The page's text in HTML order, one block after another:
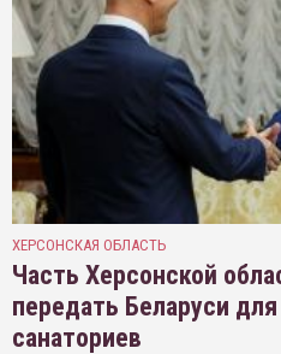
ХЕРСОНСКАЯ ОБЛАСТЬ
Часть Херсонской
передать Беларуси
санаториев